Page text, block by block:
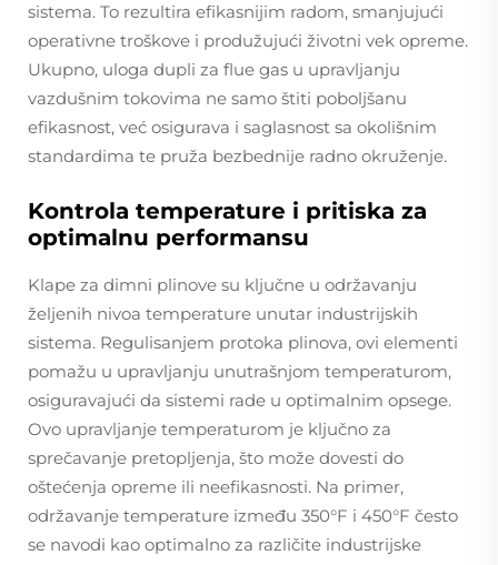
sistema. To rezultira efikasnijim radom, smanjujući
operativne troškove i produžujući životni vek opreme.
Ukupno, uloga dupli za flue gas u upravljanju
vazdušnim tokovima ne samo štiti poboljšanu
efikasnost, već osigurava i saglasnost sa okolišnim
standardima te pruža bezbednije radno okruženje.
Kontrola temperature i pritiska za
optimalnu performansu
Klape za dimni plinove su ključne u održavanju
željenih nivoa temperature unutar industrijskih
sistema. Regulisanjem protoka plinova, ovi elementi
pomažu u upravljanju unutrašnjom temperaturom,
osiguravajući da sistemi rade u optimalnim opsege.
Ovo upravljanje temperaturom je ključno za
sprečavanje pretopljenja, što može dovesti do
oštećenja opreme ili neefikasnosti. Na primer,
održavanje temperature između 350°F i 450°F često
se navodi kao optimalno za različite industrijske